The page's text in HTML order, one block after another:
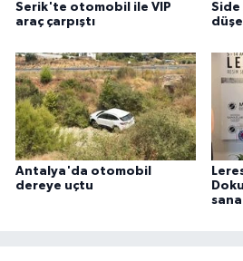
Serik'te otomobil ile VIP
araç çarpıştı
Antalya'da otomobil
dereye uçtu